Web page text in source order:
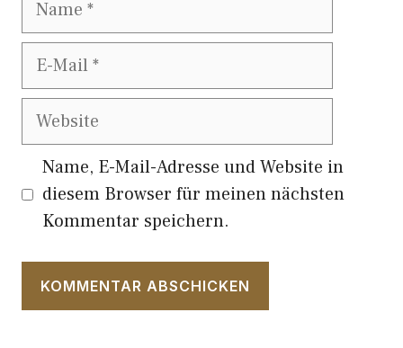
E-
Website
Name, E-Mail-Adresse und Website in
diesem Browser für meinen nächsten
Kommentar speichern.